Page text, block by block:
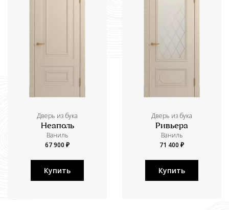
Дверь из бука
Неаполь
Ваниль
67 900 ₽
Купить
Дверь из бука
Ривьера
Ваниль
71 400 ₽
Купить